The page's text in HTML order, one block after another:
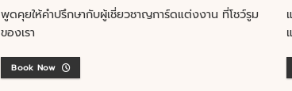
พูดคุยให้คำปรึกษากับผู้เชี่ยวชาญการ์ดแต่งงาน ที่โชว์รูม
ของเรา
Book Now